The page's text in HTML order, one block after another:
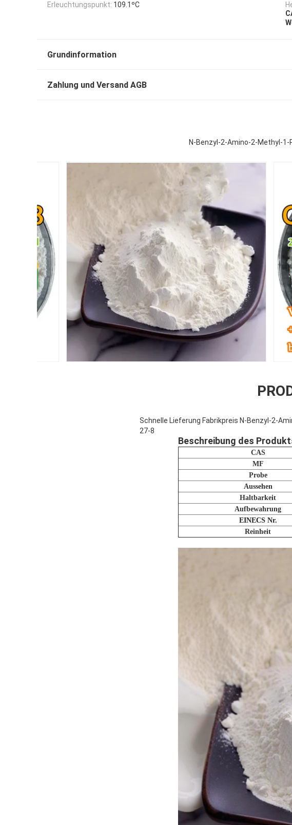
Erleuchtungspunkt: 109.1ºC
Grundinformation
Zahlung und Versand AGB
N-Benzyl-2-Amino-2-Methyl-
Schnelle Lieferung Fabrikpreis N-Benzyl-2-
27-8
Beschreibung des
CAS
MF
Probe
Aussehen
Haltbarkeit
Aufbewahrung
EINECS Nr.
Reinheit